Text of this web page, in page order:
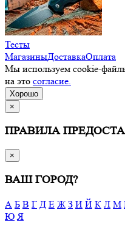
Тесты
МагазиныДоставкаОплата
Мы используем cookie-
на это согласие.
Хорошо
×
ПРАВИЛА
×
ВАШ ГОРОД?
А Б В Г Д Е Ж З И Й К Л М
Ю Я